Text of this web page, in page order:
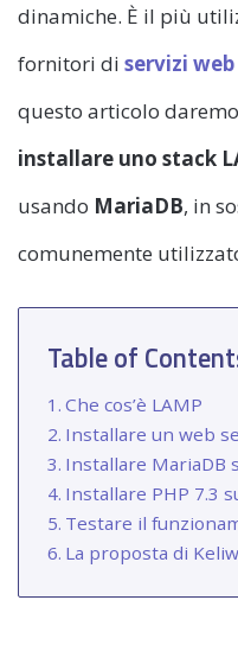
dinamiche. È il più
fornitori di servizi
questo articolo
installare uno stack
usando MariaDB, in
comunemente
Table of
Che cos’è LAMP
Installare un web
Installare MariaDB
Installare PHP 7.3
Testare il
La proposta di